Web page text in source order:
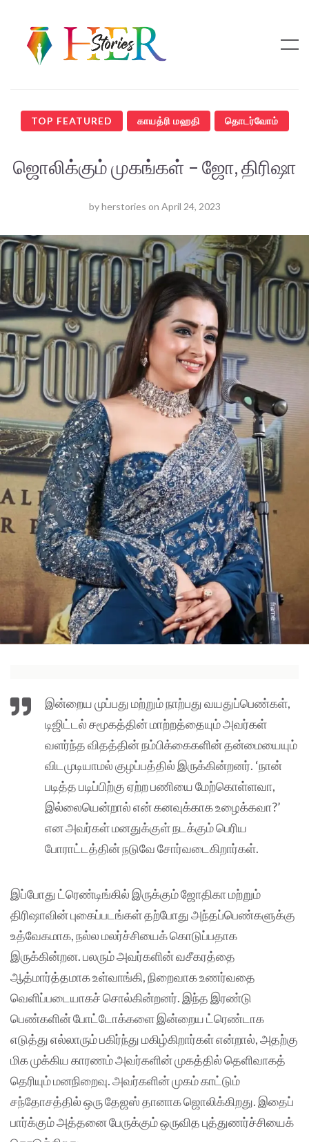
TOP FEATURED காயத்ரி மஹதி தொடர்வோம்
ஜொலிக்கும் முகங்கள் – ஜோ, திரிஷா
byherstories on April 24, 2023
இன்றைய முப்பது மற்றும் நாற்பது வயதுப்பெண்கள்,
டிஜிட்டல் சமூகத்தின் மாற்றத்தையும் அவர்கள்
வளர்ந்த விதத்தின் நம்பிக்கைகளின் தன்மையையும்
விடமுடியாமல் குழப்பத்தில் இருக்கின்றனர். ‘நான்
படித்த படிப்பிற்கு ஏற்ற பணியை மேற்கொள்ளவா,
இல்லையென்றால் என் கனவுக்காக உழைக்கவா?’
என அவர்கள் மனதுக்குள் நடக்கும் பெரிய
போராட்டத்தின் நடுவே சோர்வடைகிறார்கள்.
இப்போது ட்ரெண்டிங்கில் இருக்கும் ஜோதிகா மற்றும்
திரிஷாவின் புகைப்படங்கள் தற்போது அந்தப்பெண்களுக்கு
உத்வேகமாக, நல்ல மலர்ச்சியைக் கொடுப்பதாக
இருக்கின்றன. பலரும் அவர்களின் வசீகரத்தை
ஆத்மார்த்தமாக உள்வாங்கி, நிறைவாக உணர்வதை
வெளிப்படையாகச் சொல்கின்றனர். இந்த இரண்டு
பெண்களின் போட்டோக்களை இன்றைய ட்ரெண்டாக
எடுத்து எல்லாரும் பகிர்ந்து மகிழ்கிறார்கள் என்றால், அதற்கு
மிக முக்கிய காரணம் அவர்களின் முகத்தில் தெளிவாகத்
தெரியும் மனநிறைவு. அவர்களின் முகம் காட்டும்
சந்தோசத்தில் ஒரு தேஜஸ் தானாக ஜொலிக்கிறது. இதைப்
பார்க்கும் அத்தனை பேருக்கும் ஒருவித புத்துணர்ச்சியைக்